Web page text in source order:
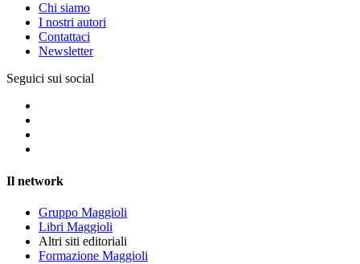
Chi siamo
I nostri autori
Contattaci
Newsletter
Seguici sui social
Il network
Gruppo Maggioli
Libri Maggioli
Altri siti editoriali
Formazione Maggioli